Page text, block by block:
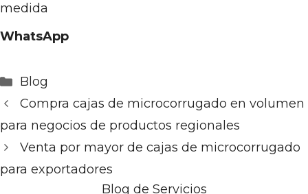
medida
WhatsApp
Categorías
Blog
Compra cajas de microcorrugado en volumen
para negocios de productos regionales
Venta por mayor de cajas de microcorrugado
para exportadores
Blog de Servicios